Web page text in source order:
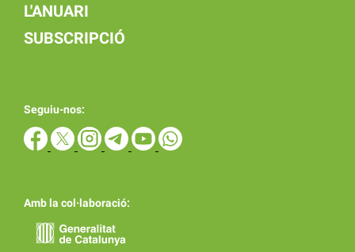
L'ANUARI
SUBSCRIPCIÓ
Seguiu-nos:
Amb la col·laboració: